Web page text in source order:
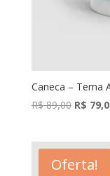
Caneca – Tema
R$89,00 O
era:
R$ 89,00.
R$
Oferta!